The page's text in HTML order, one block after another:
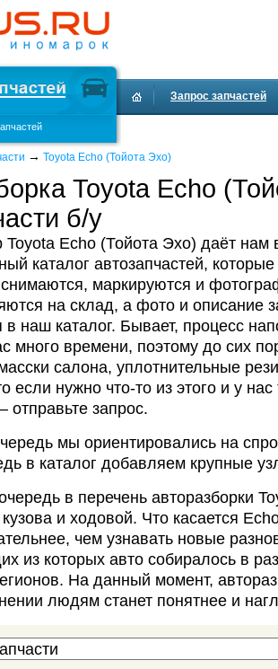
Запрос запчастей
→ Toyota Echo (Тойота Эхо)
Toyota Echo
б/у
Toyota Echo (Тойота Эхо) даёт нам
каталог автозапчастей,
маркируются и
на склад, а фото и описание
наш каталог. Бывает, процесс
много времени, поэтому до сих
салона, уплотнительные
если нужно что-то из этого и у
отправьте запрос.
мы ориентировались на
в каталог добавляем крупные
в перечень авторазборки
и ходовой. Что касается
чем узнавать новые
из которых авто собиралось в
На данный момент,
людям станет понятнее и